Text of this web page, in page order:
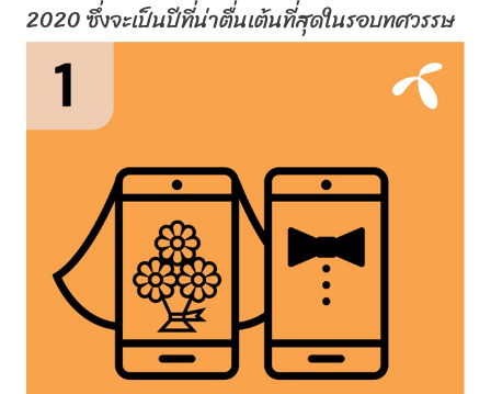
2020 ซึ่งจะเป็นปีที่น่าตื่นเต้นที่สุดในรอบทศวรรษ